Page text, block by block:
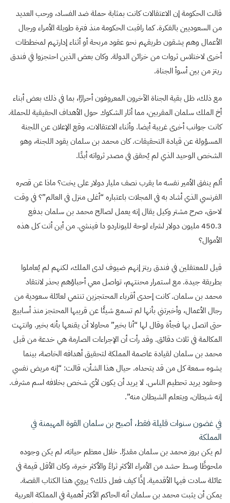
قالت الحكومة إن الاعتقالات كانت بمثابة حملة ضد الفساد، ورحب العديد
من السعوديين بالفكرة. كما راقبت الحكومة منذ فترة طويلة الأمراء ورجال
الأعمال وهم يشقون طريقهم نحو عقود مربحة أو أثناء إدارتهم لمخططات
أخرى لاختلاس ثروات من خزائن الدولة. وكان بعض الذين احتجزوا في فندق
ريتز من بين أسوأ الجناة.
مع ذلك، ظل بقية الجناة الآخرون المعروفون أحرارًا، بما في ذلك بعض أبناء
أخ الملك سلمان المقربين، مما أثار الشكوك حول الأهداف الحقيقية للحملة.
كانت جوانب أخرى غريبة أيضا. وأثناء الاعتقالات، وقع الإعلان عن اللجنة
المسؤولة عن قيادة التحقيقات. كان محمد بن سلمان يقود اللجنة، وهو
الشخص الوحيد الذي لم يُحقق في مصدر ثرواته أبدًا.
ألم ينفق الأمير نفسه ما يقرب نصف مليار دولار على يخت؟ ماذا عن قصره
الفرنسي الذي أشاد به في المجلات باعتباره “أغلى منزل في العالم”؟ في وقت
لاحق، صرح مشتر وكيل يقال إنه يعمل لصالح محمد بن سلمان بدفع
450.3 مليون دولار لشراء لوحة لليوناردو دا فينشي. من أين أتت كل هذه
الأموال؟
قيل للمعتقلين في فندق ريتز إنهم ضيوف لدى الملك، لكنهم لم يُعاملوا
بطريقة جيدة. مع استمرار محنتهم، تواصل معي أحباؤهم بحذر لانتقاد
محمد بن سلمان. كانت إحدى أقرباء المحتجزين تنتمي لعائلة سعودية من
رجال الأعمال، وأخبرتني بأنها لم تسمع شيئًا عن قريبها المحتجز منذ أسابيع
حتى اتصل بها فجأة وقال لها “أنا بخير” محاولا أن يقنعها بأنه بخير. وانتهت
المكالمة في ثلاث دقائق. وقد رأت أن الإجراءات الصارمة هي خدعة من قبل
محمد بن سلمان لقيادة عاصمة المملكة لتحقيق أهدافه الخاصة، بينما
يشوه سمعة كل من قد يتحداه. حيال هذا الشأن، قالت: “إنه مريض نفسي
وحقود يريد تحطيم الناس. لا يريد أن يكون لأي شخص بخلافه اسم مشرف.
إنه شيطان، ويتعلم الشيطان منه”.
في غضون سنوات قليلة فقط، أصبح بن سلمان القوة المهيمنة في
المملكة
لم يكن بروز محمد بن سلمان مقدرًا. خلال معظم حياته، لم يكن وجوده
ملحوظًا وسط حشد من الأمراء الأكثر ثراءً والأكثر خبرة، وكان الأقل قيمة في
عائلة سادت فيها الأقدمية. إذًا كيف فعل ذلك؟ يروي هذا الكتاب القصة.
يمكن أن يثبت محمد بن سلمان أنه الحاكم الأكثر أهمية في المملكة العربية